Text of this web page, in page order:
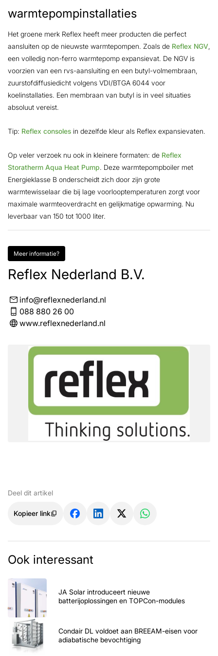
warmtepompinstallaties
Het groene merk Reflex heeft meer producten die perfect
aansluiten op de nieuwste warmtepompen. Zoals de Reflex NGV,
een volledig non-ferro warmtepomp expansievat. De NGV is
voorzien van een rvs-aansluiting en een butyl-volmembraan,
zuurstofdiffusiedicht volgens VDI/BTGA 6044 voor
koelinstallaties. Een membraan van butyl is in veel situaties
absoluut vereist.
Tip: Reflex consoles in dezelfde kleur als Reflex expansievaten.
Op veler verzoek nu ook in kleinere formaten: de Reflex
Storatherm Aqua Heat Pump. Deze warmtepompboiler met
Energieklasse B onderscheidt zich door zijn grote
warmtewisselaar die bij lage voorlooptemperaturen zorgt voor
maximale warmteoverdracht en gelijkmatige opwarming. Nu
leverbaar van 150 tot 1000 liter.
Meer informatie?
Reflex Nederland B.V.
info@reflexnederland.nl
088 880 26 00
www.reflexnederland.nl
Deel dit artikel
Kopieer link
Ook interessant
JA Solar introduceert nieuwe
batterijoplossingen en TOPCon-modules
Condair DL voldoet aan BREEAM-eisen voor
adiabatische bevochtiging